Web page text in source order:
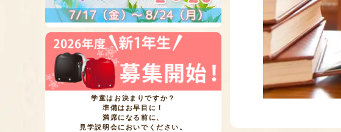
学童はお決まりですか？
準備はお早目に！
満席になる前に、
見学説明会においでください。